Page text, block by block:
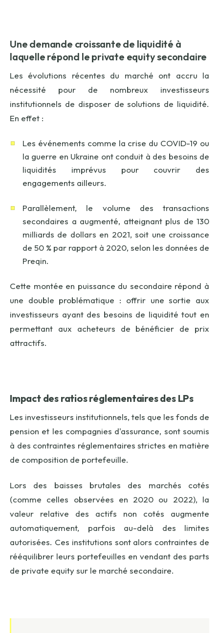
Une demande croissante de liquidité à
laquelle répond le private equity secondaire
Les évolutions récentes du marché ont accru la
nécessité pour de nombreux investisseurs
institutionnels de disposer de solutions de liquidité.
En effet :
Les événements comme la crise du COVID-19 ou
la guerre en Ukraine ont conduit à des besoins de
liquidités imprévus pour couvrir des
engagements ailleurs.
Parallèlement, le volume des transactions
secondaires a augmenté, atteignant plus de 130
milliards de dollars en 2021, soit une croissance
de 50 % par rapport à 2020, selon les données de
Preqin.
Cette montée en puissance du secondaire répond à
une double problématique : offrir une sortie aux
investisseurs ayant des besoins de liquidité tout en
permettant aux acheteurs de bénéficier de prix
attractifs.
Impact des ratios réglementaires des LPs
Les investisseurs institutionnels, tels que les fonds de
pension et les compagnies d'assurance, sont soumis
à des contraintes réglementaires strictes en matière
de composition de portefeuille.
Lors des baisses brutales des marchés cotés
(comme celles observées en 2020 ou 2022), la
valeur relative des actifs non cotés augmente
automatiquement, parfois au-delà des limites
autorisées. Ces institutions sont alors contraintes de
rééquilibrer leurs portefeuilles en vendant des parts
de private equity sur le marché secondaire.